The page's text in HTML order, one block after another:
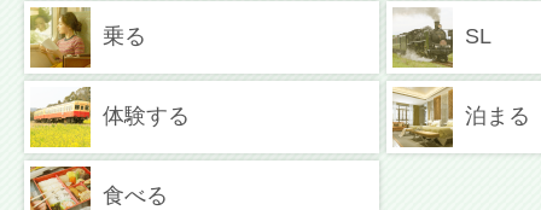
乗る SL
体験する 泊まる
食べる